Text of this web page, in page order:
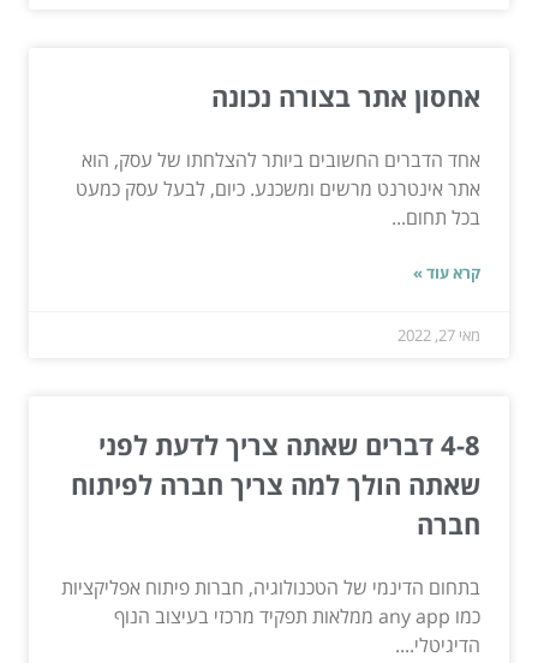
אחסון אתר בצורה נכונה
אחד הדברים החשובים ביותר להצלחתו של עסק, הוא
אתר אינטרנט מרשים ומשכנע. כיום, לבעל עסק כמעט
בכל תחום...
קרא עוד »
מאי 27, 2022
4-8 דברים שאתה צריך לדעת לפני
שאתה הולך למה צריך חברה לפיתוח
חברה
בתחום הדינמי של הטכנולוגיה, חברות פיתוח אפליקציות
כמו any app ממלאות תפקיד מרכזי בעיצוב הנוף
הדיגיטלי....